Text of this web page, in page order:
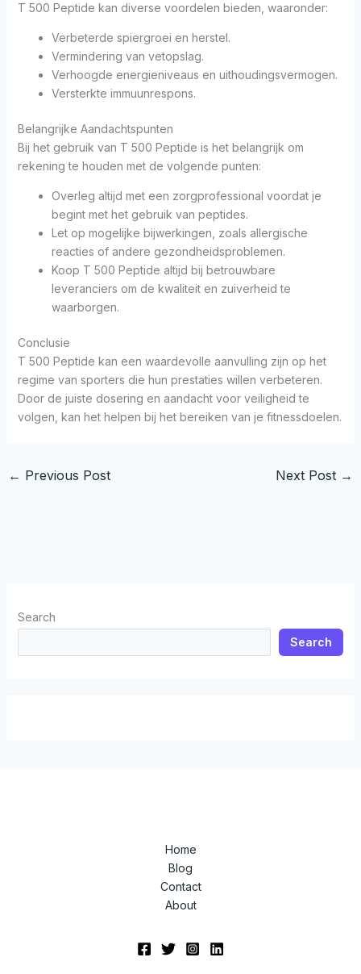
T 500 Peptide kan diverse voordelen bieden, waaronder:
Verbeterde spiergroei en herstel.
Vermindering van vetopslag.
Verhoogde energieniveaus en uithoudingsvermogen.
Versterkte immuunrespons.
Belangrijke Aandachtspunten
Bij het gebruik van T 500 Peptide is het belangrijk om
rekening te houden met de volgende punten:
Overleg altijd met een zorgprofessional voordat je
begint met het gebruik van peptides.
Let op mogelijke bijwerkingen, zoals allergische
reacties of andere gezondheidsproblemen.
Koop T 500 Peptide altijd bij betrouwbare
leveranciers om de kwaliteit en zuiverheid te
waarborgen.
Conclusie
T 500 Peptide kan een waardevolle aanvulling zijn op het
regime van sporters die hun prestaties willen verbeteren.
Door de juiste dosering en aandacht voor veiligheid te
volgen, kan het helpen bij het bereiken van je fitnessdoelen.
← Previous Post Next Post →
Search
Search
Home
Blog
Contact
About